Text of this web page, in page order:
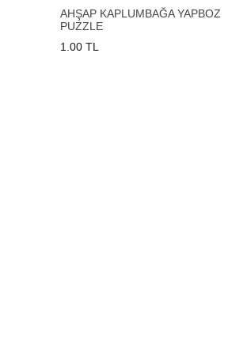
AHŞAP KAPLUMBAĞA YAPBOZ
PUZZLE
1.00 TL